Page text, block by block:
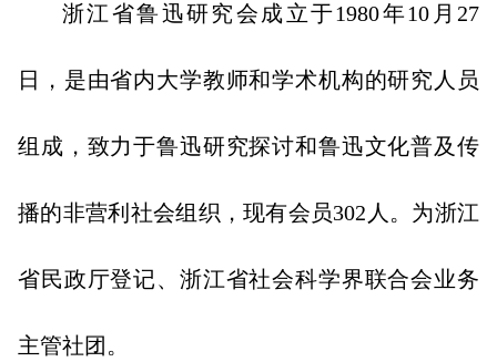
浙江省鲁迅研究会成立于1980年10月27
日，是由省内大学教师和学术机构的研究人员
组成，致力于鲁迅研究探讨和鲁迅文化普及传
播的非营利社会组织，现有会员302人。为浙江
省民政厅登记、浙江省社会科学界联合会业务
主管社团。